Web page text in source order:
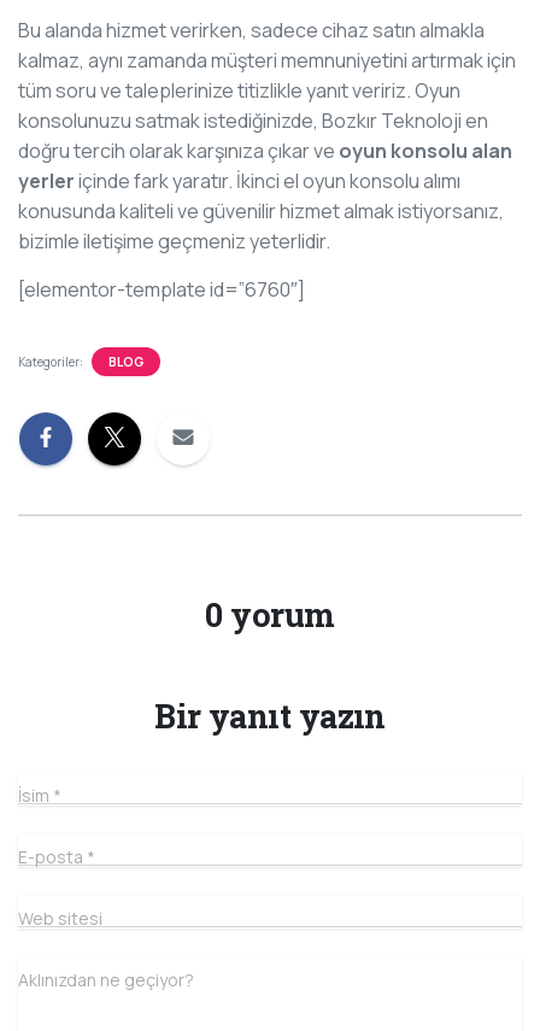
Bu alanda hizmet verirken, sadece cihaz satın almakla
kalmaz, aynı zamanda müşteri memnuniyetini artırmak için
tüm soru ve taleplerinize titizlikle yanıt veririz. Oyun
konsolunuzu satmak istediğinizde, Bozkır Teknoloji en
doğru tercih olarak karşınıza çıkar ve oyun konsolu alan
yerleriçinde fark yaratır. İkinci el oyun konsolu alımı
konusunda kaliteli ve güvenilir hizmet almak istiyorsanız,
bizimle iletişime geçmeniz yeterlidir.
[elementor-template id=”6760″]
Kategoriler: BLOG
0 yorum
Bir yanıt yazın
İsim *
E-posta *
Web sitesi
Aklınızdan ne geçiyor?